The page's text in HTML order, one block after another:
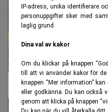
IP-adress, unika identifierare
personuppgifter sker med
laglig grund.
Dina val av kakor
Om du klickar på knappen
till att vi använder kakor för
knappen “Mer information”
eller godkänna. Du kan också
genom att klicka på knappen
Ny svensk gruva kan bli